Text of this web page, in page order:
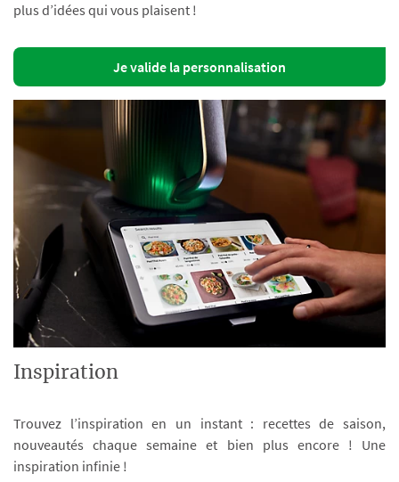
plus d’idées qui vous plaisent !
Je valide la personnalisation
Inspiration
Trouvez l’inspiration en un instant : recettes de saison,
nouveautés chaque semaine et bien plus encore ! Une
inspiration infinie !